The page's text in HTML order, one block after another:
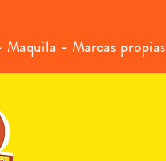
- Marcas propias